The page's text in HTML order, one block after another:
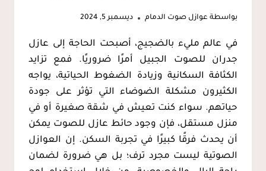
بواسطة عوازل صوت الدمام ديسمبر 5, 2024
في عالم مليء بالضجيج، أصبحت الحاجة إلى عازل
جدران للصوت الجبيل أمرًا ضروريًا. فمع تزايد
الكثافة السكانية وزيادة الضغوط الحياتية، يواجه
الكثيرون مشكلة الضوضاء التي تؤثر على جودة
حياتهم. سواء كنت تعيش في شقة صغيرة أو في
منزل مستقل، فإن وجود حائط عازل للصوت يمكن
أن يحدث فرقًا كبيرًا في تجربة السكن. إن العوازل
الصوتية ليست مجرد ترف؛ بل هي ضرورة لضمان